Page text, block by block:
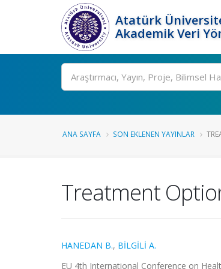
Atatürk
Akademik Veri
Ara
ANA SAYFA SON EKLENEN YAYINLAR
Treatment
HANEDAN B., BİLGİLİ A.
EU 4th International Conference on